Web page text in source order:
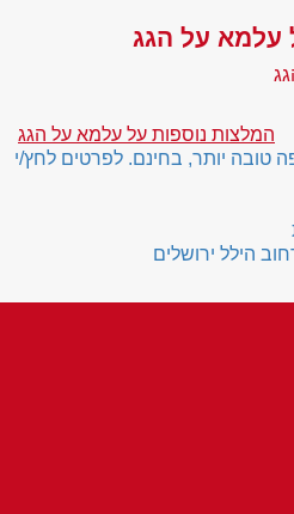
עלמא על הגג
המלצות נוספות על עלמא על הגג
טובה יותר, בחינם. לפרטים לחץ/י
הילל ירושלים